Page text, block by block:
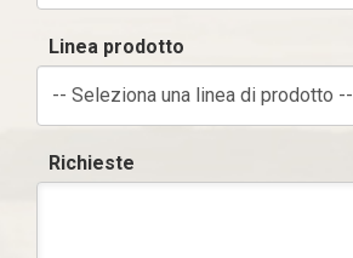
Linea prodotto
-- Seleziona una linea di prodotto --
Richieste